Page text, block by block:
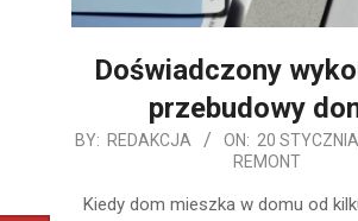
Doświadczony
przebudowy
2020-
20
BY: REDAKCJA ON: 20
REMONT
Kiedy dom mieszka w domu od